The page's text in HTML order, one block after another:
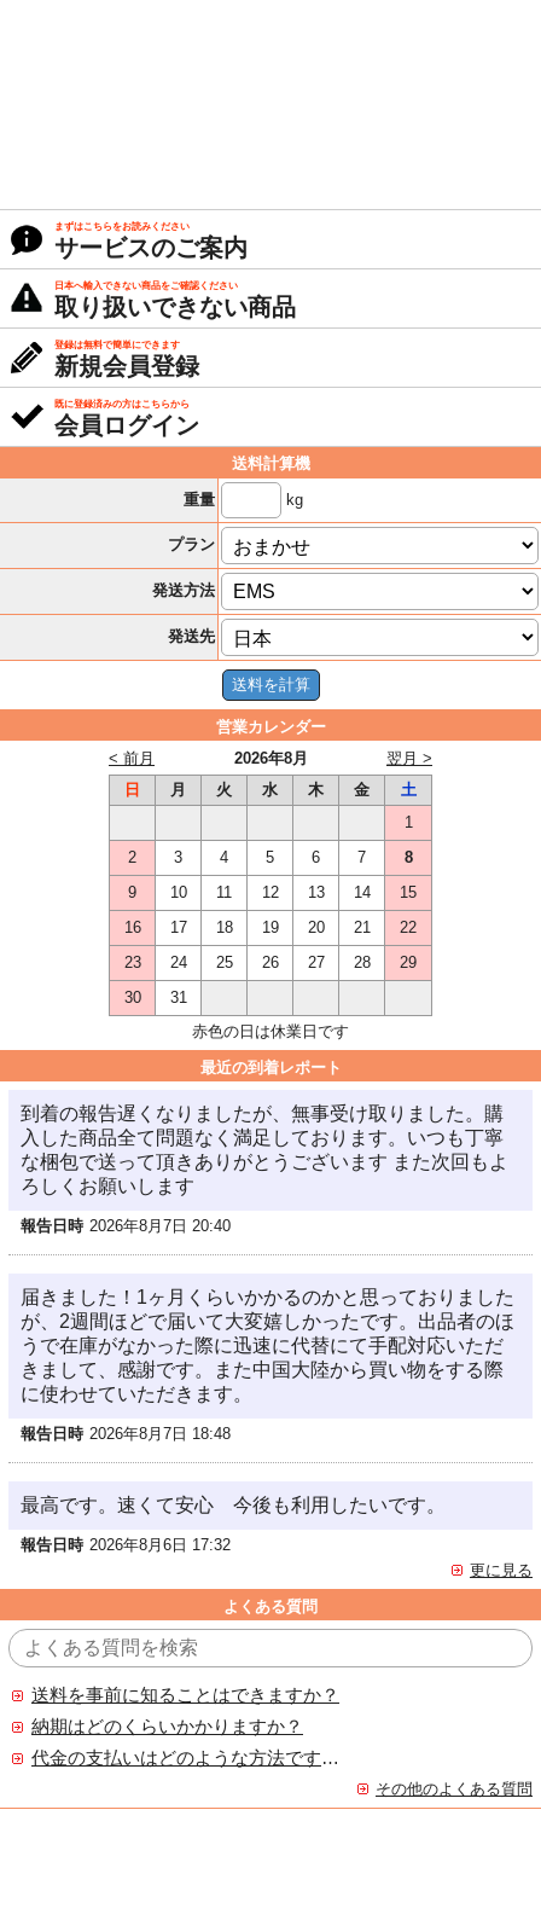
まずはこちらをお読みください
サービスのご案内
日本へ輸入できない商品をご確認ください
取り扱いできない商品
登録は無料で簡単にできます
新規会員登録
既に登録済みの方はこちらから
会員ログイン
送料計算機
重量
kg
プラン
発送方法
発送先
営業カレンダー
2026年8月
< 前月
翌月 >
日
月 火 水 木 金
土
1
2
3 4 5 6 7
8
9
10 11 12 13 14
15
16
17 18 19 20 21
22
23
24 25 26 27 28
29
30
31
赤色の日は休業日です
最近の到着レポート
到着の報告遅くなりましたが、無事受け取りました。購
入した商品全て問題なく満足しております。いつも丁寧
な梱包で送って頂きありがとうございます また次回もよ
ろしくお願いします
報告日時 2026年8月7日 20:40
届きました！1ヶ月くらいかかるのかと思っておりました
が、2週間ほどで届いて大変嬉しかったです。出品者のほ
うで在庫がなかった際に迅速に代替にて手配対応いただ
きまして、感謝です。また中国大陸から買い物をする際
に使わせていただきます。
報告日時 2026年8月7日 18:48
最高です。速くて安心 今後も利用したいです。
報告日時 2026年8月6日 17:32
更に見る
よくある質問
送料を事前に知ることはできますか？
納期はどのくらいかかりますか？
代金の支払いはどのような方法ですか？
その他のよくある質問